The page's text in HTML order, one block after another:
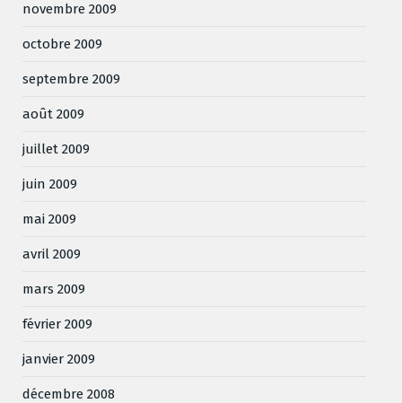
novembre 2009
octobre 2009
septembre 2009
août 2009
juillet 2009
juin 2009
mai 2009
avril 2009
mars 2009
février 2009
janvier 2009
décembre 2008